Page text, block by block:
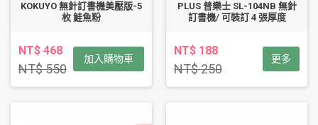
KOKUYO 無針訂書機美壓版-5
枚 鮭魚粉
NT$ 468
NT$ 550
加入購物車
PLUS 普樂士 SL-104NB 無針
訂書機/ 可裝訂 4 張厚度
NT$ 188
NT$ 250
更多